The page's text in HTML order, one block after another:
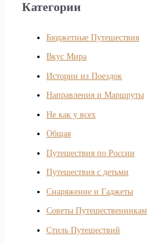
Категории
Бюджетные Путешествия
Вкус Мира
Истории из Поездок
Направления и Маршруты
Не как у всех
Общая
Путешествия по России
Путешествия с детьми
Снаряжение и Гаджеты
Советы Путешественникам
Стиль Путешествий